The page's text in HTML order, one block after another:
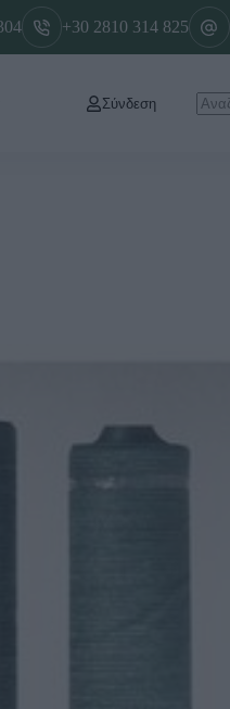
+30 2810 314 825
Σύνδεση